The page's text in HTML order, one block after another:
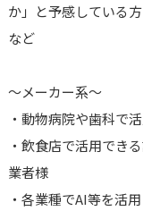
か」と予感している方
など
～メーカー系～
・動物病院や歯科で
・飲食店で活用でき
業者様
・各業種でAI等を活